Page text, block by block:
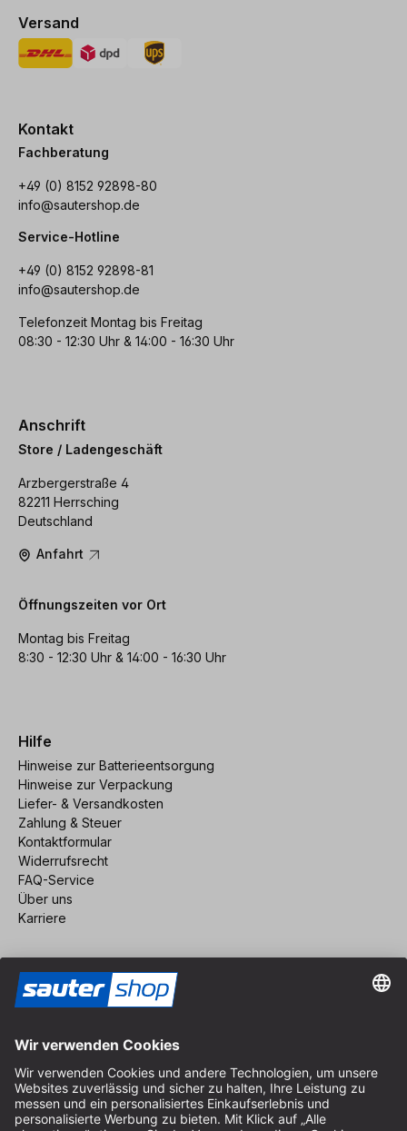
Versand
Kontakt
Fachberatung
+49 (0) 8152 92898-80
info@sautershop.de
Service-Hotline
+49 (0) 8152 92898-81
info@sautershop.de
Telefonzeit Montag bis Freitag
08:30 - 12:30 Uhr & 14:00 - 16:30 Uhr
Anschrift
Store / Ladengeschäft
Arzbergerstraße 4
82211 Herrsching
Deutschland
Anfahrt
Öffnungszeiten vor Ort
Montag bis Freitag
8:30 - 12:30 Uhr & 14:00 - 16:30 Uhr
Hilfe
Hinweise zur Batterieentsorgung
Hinweise zur Verpackung
Liefer- & Versandkosten
Zahlung & Steuer
Kontaktformular
Widerrufsrecht
FAQ-Service
Über uns
Karriere
Impressum
AGB